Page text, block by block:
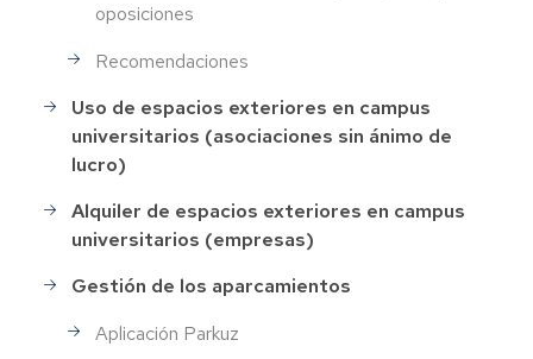
oposiciones
Recomendaciones
Uso de espacios exteriores en campus
universitarios (asociaciones sin ánimo de
lucro)
Alquiler de espacios exteriores en campus
universitarios (empresas)
Gestión de los aparcamientos
Aplicación Parkuz